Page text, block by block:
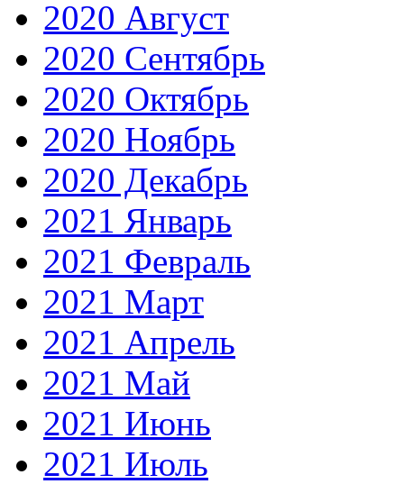
2020 Август
2020 Сентябрь
2020 Октябрь
2020 Ноябрь
2020 Декабрь
2021 Январь
2021 Февраль
2021 Март
2021 Апрель
2021 Май
2021 Июнь
2021 Июль